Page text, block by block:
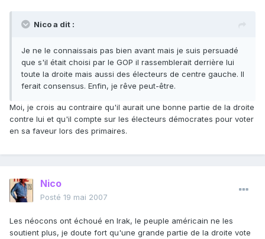
Nico a dit :
Je ne le connaissais pas bien avant mais je suis persuadé
que s'il était choisi par le GOP il rassemblerait derrière lui
toute la droite mais aussi des électeurs de centre gauche. Il
ferait consensus. Enfin, je rêve peut-être.
Moi, je crois au contraire qu'il aurait une bonne partie de la droite
contre lui et qu'il compte sur les électeurs démocrates pour voter
en sa faveur lors des primaires.
Nico
Posté 19 mai 2007
Les néocons ont échoué en Irak, le peuple américain ne les
soutient plus, je doute fort qu'une grande partie de la droite vote